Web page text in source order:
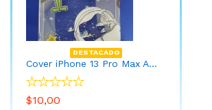
DESTACADO
Cover iPhone 13 Pro Max Alienigenas
$10,00